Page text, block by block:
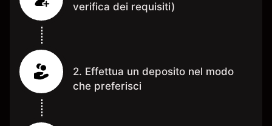
verifica dei requisiti)
2. Effettua un deposito nel modo
che preferisci